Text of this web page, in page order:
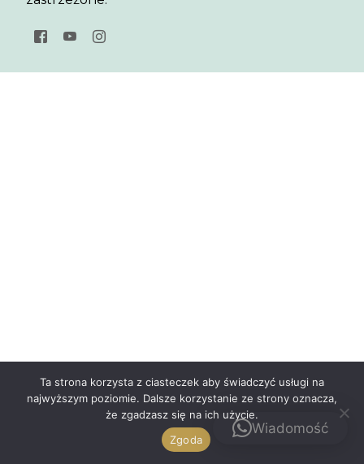
Kontakt
Wiadomość
Ta strona korzysta z ciasteczek aby świadczyć usługi na
najwyższym poziomie. Dalsze korzystanie ze strony oznacza,
że zgadzasz się na ich użycie.
Zgoda